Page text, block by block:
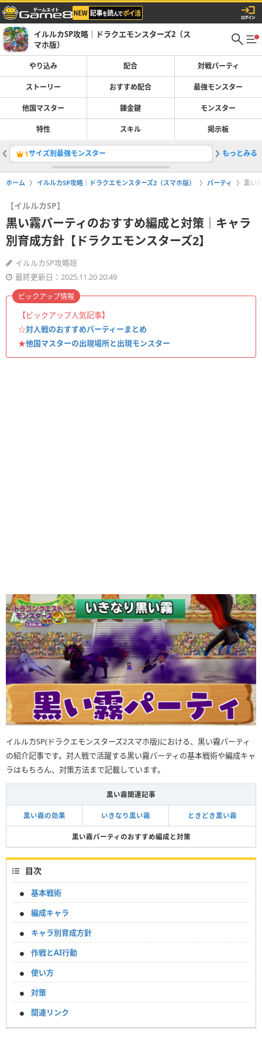
イルルカSP攻略｜ドラクエモンスターズ2（ス
マホ版）
やり込み 配合 対戦パーティ
ストーリー おすすめ配合 最強モンスター
他国マスター 錬金鍵 モンスター
特性 スキル 掲示板
1サイズ別最強モンスター 2天空の
もっとみる
ホーム イルルカSP攻略｜ドラクエモンスターズ2（スマホ版） パーティ 黒い
【イルルカSP】
黒い霧パーティのおすすめ編成と対策｜キャラ
別育成方針【ドラクエモンスターズ2】
イルルカSP攻略班
最終更新日：2025.11.20 20:49
【ピックアップ人気記事】
☆対人戦のおすすめパーティーまとめ
★他国マスターの出現場所と出現モンスター
ピックアップ情報
イルルカSP(ドラクエモンスターズ2スマホ版)における、黒い霧パーティ
の紹介記事です。対人戦で活躍する黒い霧パーティの基本戦術や編成キャ
ラはもちろん、対策方法まで記載しています。
黒い霧関連記事
黒い霧の効果 いきなり黒い霧 ときどき黒い霧
黒い霧パーティのおすすめ編成と対策
目次
基本戦術
編成キャラ
キャラ別育成方針
作戦とAI行動
使い方
対策
関連リンク